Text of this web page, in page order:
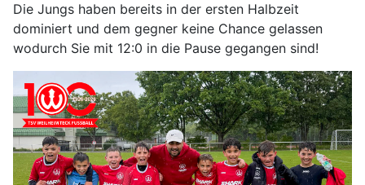
Die Jungs haben bereits in der ersten Halbzeit
dominiert und dem gegner keine Chance gelassen
wodurch Sie mit 12:0 in die Pause gegangen sind!